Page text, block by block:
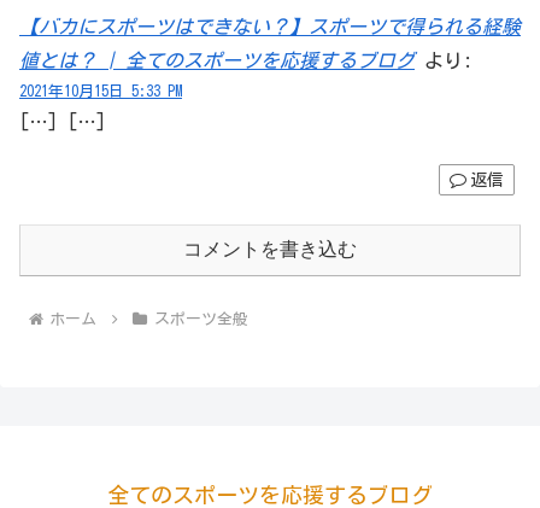
【バカにスポーツはできない？】スポーツで得られる経験
値とは？ | 全てのスポーツを応援するブログ より:
2021年10月15日 5:33 PM
[…] […]
返信
コメントを書き込む
ホーム スポーツ全般
全てのスポーツを応援するブログ